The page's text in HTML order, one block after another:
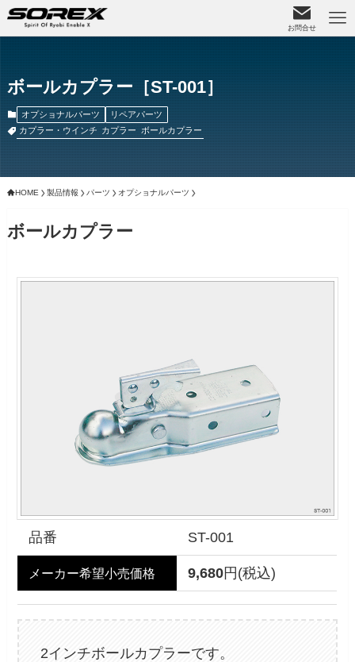
お問合せ
ボールカプラー［ST-001］
オプショナルパーツ
リペアパーツ
カプラー・ウインチ カプラー ボールカプラー
HOME 製品情報 パーツ オプショナルパーツ
ボールカプラー
品番 ST-001
メーカー希望小売価格 9,680円(税込)
2インチボールカプラーです。